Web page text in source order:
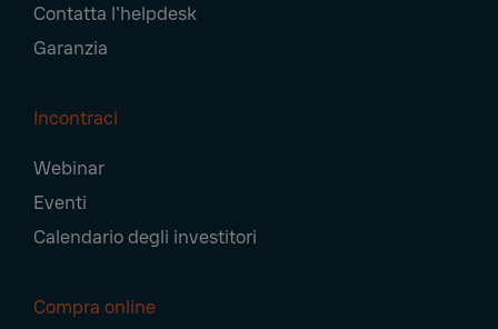
Contatta l'helpdesk
Garanzia
Incontraci
Webinar
Eventi
Calendario degli investitori
Compra online